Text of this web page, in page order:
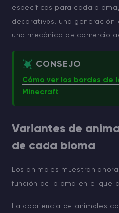
específicas para cada
decorativos, una generación
una mecánica de comercio
CONSEJO
Cómo ver los bordes de
Minecraft
Variantes de
de cada bioma
Los animales muestran
función del bioma en el que
La apariencia de animales